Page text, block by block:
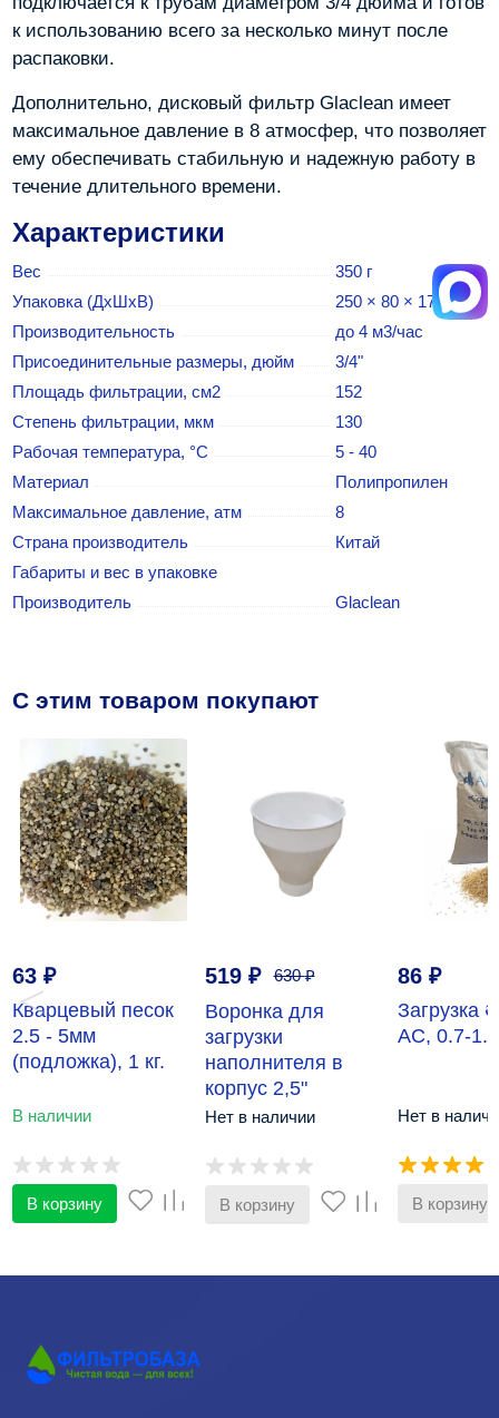
к использованию всего за несколько минут после
распаковки.
Дополнительно, дисковый фильтр Glaclean имеет
максимальное давление в 8 атмосфер, что позволяет
ему обеспечивать стабильную и надежную работу в
течение длительного времени.
Характеристики
Вес
350 г
Упаковка (ДхШхВ)
250 × 80 × 170 мм
Производительность
до 4 м3/час
Присоединительные размеры, дюйм
3/4"
Площадь фильтрации, см2
152
Степень фильтрации, мкм
130
Рабочая температура, °С
5 - 40
Материал
Полипропилен
Максимальное давление, атм
8
Страна производитель
Китай
Габариты и вес в упаковке
Производитель
Glaclean
C этим товаром покупают
63 ₽
Кварцевый песок
2.5 - 5мм
(подложка), 1 кг.
В наличии
В корзину
519 ₽ 630₽
Воронка для
загрузки
наполнителя в
корпус 2,5"
(воронка-лейка)
Нет в наличии
В корзину
86 ₽
Загрузка
АС, 0.7-
Нет в
В корзину
‹